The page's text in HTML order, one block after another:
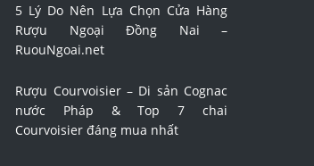
5 Lý Do Nên Lựa Chọn Cửa Hàng
Rượu Ngoại Đồng Nai –
RuouNgoai.net
Rượu Courvoisier – Di sản Cognac
nước Pháp & Top 7 chai
Courvoisier đáng mua nhất